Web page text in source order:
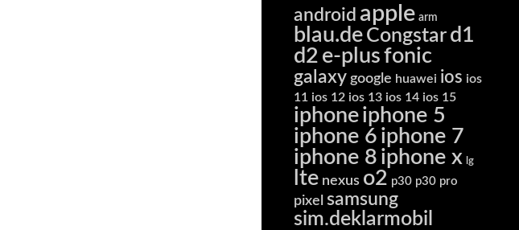
android apple arm
blau.de Congstar d1
d2 e-plusfonic
galaxy google huawei ios ios
11 ios 12 ios 13 ios 14 ios 15
iphoneiphone 5
iphone 6 iphone 7
iphone 8 iphone x lg
lte nexus o2 p30 p30 pro
pixel samsung
sim.deklarmobil